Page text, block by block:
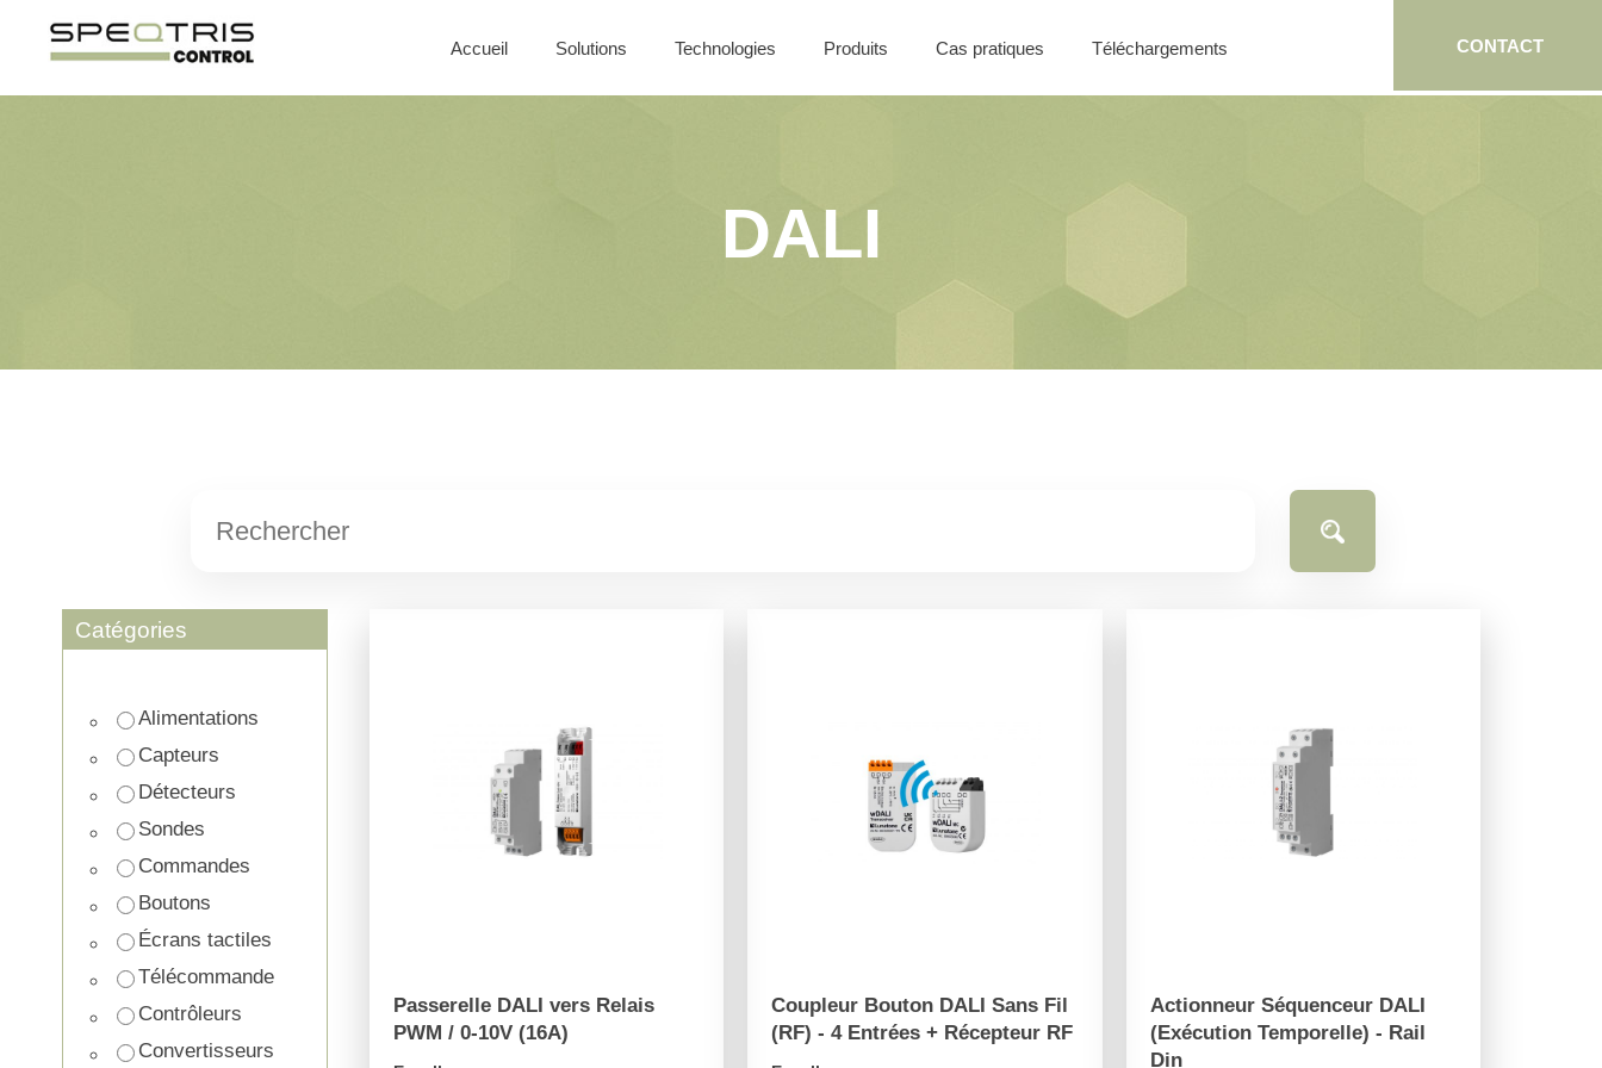
Accueil Solutions
Nos offres
Technologies
Solutions Filaires
Produits Cas pratiques Téléchargements CONTACT
DALI
Catégories
Alimentations
Capteurs
Détecteurs
Sondes
Commandes
Boutons
Écrans tactiles
Télécommande
Contrôleurs
Convertisseurs
Passerelle DALI vers Relais
PWM / 0-10V (16A)
Coupleur Bouton DALI Sans Fil
(RF) - 4 Entrées + Récepteur RF
Actionneur Séquenceur DALI
(Exécution Temporelle) - Rail
Din